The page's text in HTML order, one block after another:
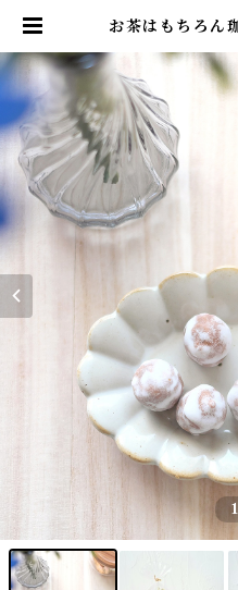
お茶はもちろん
1